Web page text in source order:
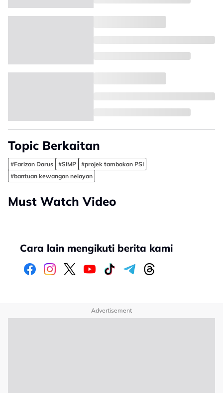
Topic Berkaitan
#Farizan Darus #SIMP
#projek tambakan PSI
#bantuan kewangan nelayan
Must Watch Video
Cara lain mengikuti berita kami
Advertisement